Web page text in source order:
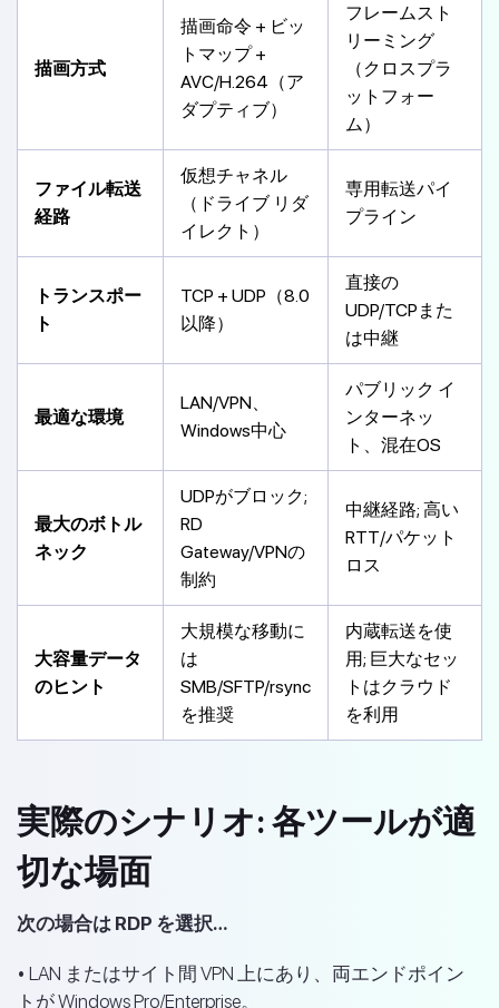
描画方式
描画命令 + ビッ
トマップ +
AVC/H.264（ア
ダプティブ）
フレームスト
リーミング
（クロスプラ
ットフォー
ム）
ファイル転送
経路
仮想チャネル
（ドライブ リダ
イレクト）
専用転送パイ
プライン
トランスポー
ト
TCP + UDP（8.0
以降）
直接の
UDP/TCPまた
は中継
最適な環境
LAN/VPN、
Windows中心
パブリック イ
ンターネッ
ト、混在OS
最大のボトル
ネック
UDPがブロック;
RD
Gateway/VPNの
制約
中継経路; 高い
RTT/パケット
ロス
大容量データ
のヒント
大規模な移動に
は
SMB/SFTP/rsync
を推奨
内蔵転送を使
用; 巨大なセッ
トはクラウド
を利用
実際のシナリオ: 各ツールが適
切な場面
次の場合は RDP を選択…
• LAN またはサイト間 VPN 上にあり、両エンドポイン
トが Windows Pro/Enterprise。